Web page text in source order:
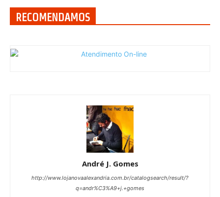
RECOMENDAMOS
André J. Gomes
http://www.lojanovaalexandria.com.br/catalogsearch/result/?
q=andr%C3%A9+j.+gomes